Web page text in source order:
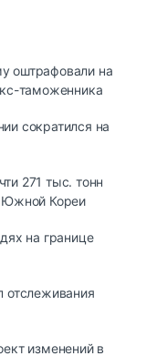
оштрафовали на
таможенника
сократился на
271 тыс. тонн
Южной Кореи
на границе
отслеживания
изменений в